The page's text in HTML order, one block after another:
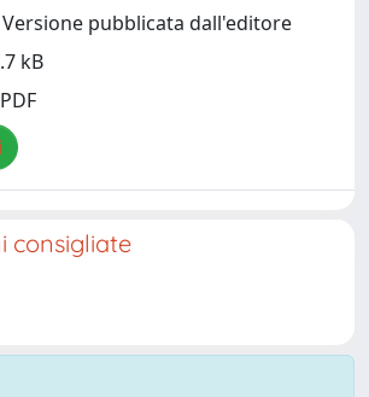
Versione pubblicata dall'editore
kB
consigliate